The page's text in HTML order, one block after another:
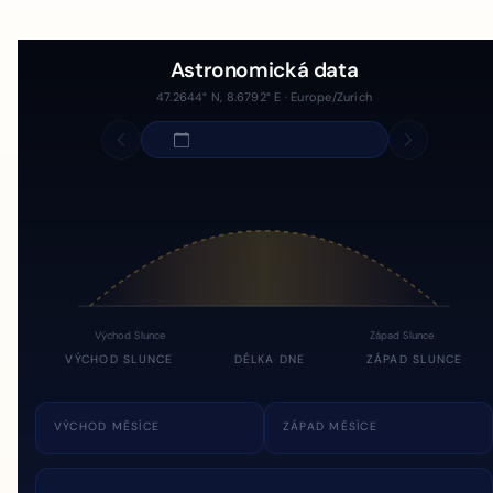
Astronomická data
47.2644° N, 8.6792° E · Europe/Zurich
Východ Slunce Západ Slunce
VÝCHOD SLUNCE DÉLKA DNE ZÁPAD SLUNCE
VÝCHOD MĚSÍCE ZÁPAD MĚSÍCE